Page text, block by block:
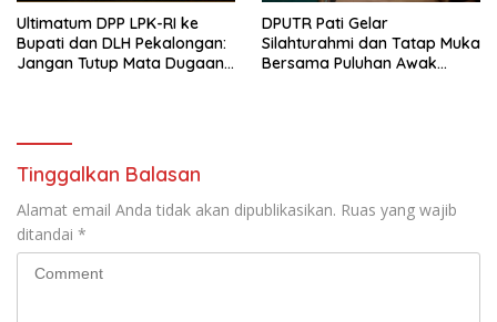
Ultimatum DPP LPK-RI ke
Bupati dan DLH Pekalongan:
Jangan Tutup Mata Dugaan
DPUTR Pati Gelar
Silahturahmi dan Tatap Muka
Bersama Puluhan Awak
Tinggalkan Balasan
Alamat email Anda tidak akan dipublikasikan. Ruas yang wajib
ditandai *